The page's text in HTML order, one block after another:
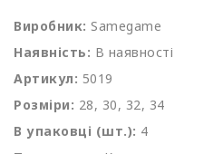
Виробник: Samegame
Наявність: В наявності
Артикул: 5019
Розміри: 28, 30, 32, 34
В упаковці (шт.): 4